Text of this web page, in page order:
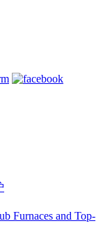
Furnaces and Top-